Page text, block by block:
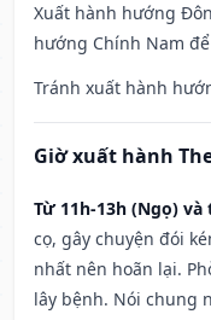
Xuất hành hướng
hướng Chính Nam
Tránh xuất hành
Giờ xuất hành
Từ 11h-13h (Ngọ) và
cọ, gây chuyện đói
nhất nên hoãn lại.
lây bệnh. Nói chung